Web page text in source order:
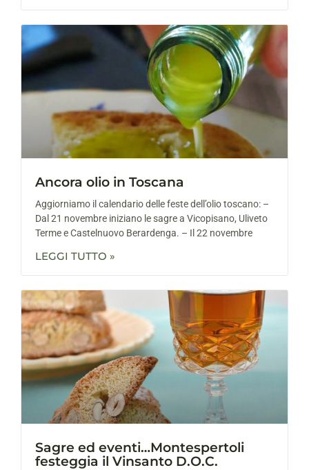
Ancora olio in Toscana
Aggiorniamo il calendario delle feste dell’olio toscano: –
Dal 21 novembre iniziano le sagre a Vicopisano, Uliveto
Terme e Castelnuovo Berardenga. – Il 22 novembre
LEGGI TUTTO »
Sagre ed eventi…Montespertoli
festeggia il Vinsanto D.O.C.